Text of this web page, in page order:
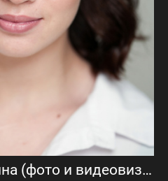
Анастасия Зелёнкина (фото и видеовизитки)